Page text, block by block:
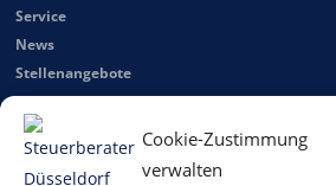
Cookie-Zustimmung
verwalten
Service
News
Stellenangebote
Kontakt
Steuerberater Düsseldorf – Markus Schmetz